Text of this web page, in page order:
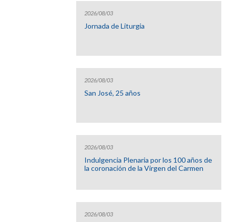
2026/08/03
Jornada de Liturgia
2026/08/03
San José, 25 años
2026/08/03
Indulgencia Plenaria por los 100 años de
la coronación de la Virgen del Carmen
2026/08/03